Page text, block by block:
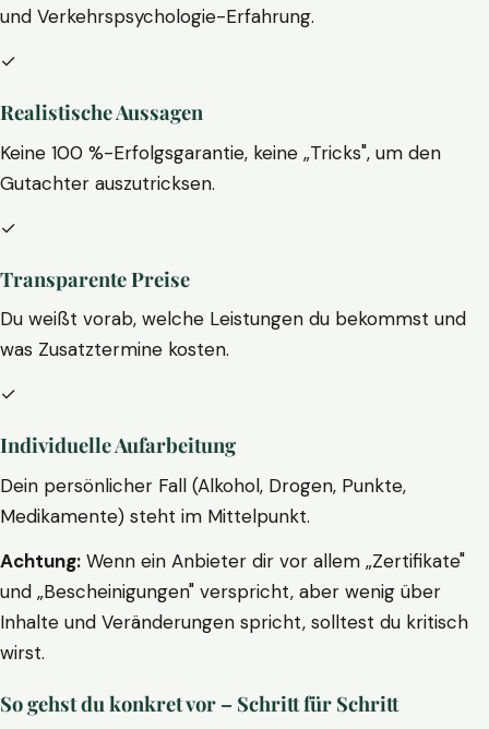
und Verkehrspsychologie-Erfahrung.
✓
Realistische Aussagen
Keine 100 %-Erfolgsgarantie, keine „Tricks", um den
Gutachter auszutricksen.
✓
Transparente Preise
Du weißt vorab, welche Leistungen du bekommst und
was Zusatztermine kosten.
✓
Individuelle Aufarbeitung
Dein persönlicher Fall (Alkohol, Drogen, Punkte,
Medikamente) steht im Mittelpunkt.
Achtung: Wenn ein Anbieter dir vor allem „Zertifikate"
und „Bescheinigungen" verspricht, aber wenig über
Inhalte und Veränderungen spricht, solltest du kritisch
wirst.
So gehst du konkret vor – Schritt für Schritt